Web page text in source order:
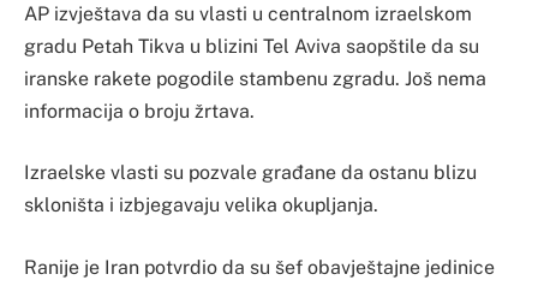
AP izvještava da su vlasti u centralnom izraelskom
gradu Petah Tikva u blizini Tel Aviva saopštile da su
iranske rakete pogodile stambenu zgradu. Još nema
informacija o broju žrtava.
Izraelske vlasti su pozvale građane da ostanu blizu
skloništa i izbjegavaju velika okupljanja.
Ranije je Iran potvrdio da su šef obavještajne jedinice